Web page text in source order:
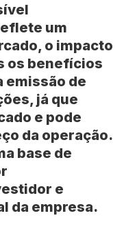
um
o impacto
os benefícios
emissão de
já que
e pode
da operação.
base de
e
da empresa.